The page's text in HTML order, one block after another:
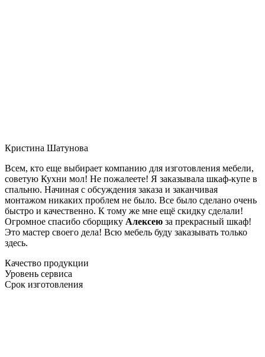
Кристина Шатунова
Всем, кто еще выбирает компанию для изготовления мебели,
советую Кухни мол! Не пожалеете! Я заказывала шкаф-купе в
спальню. Начиная с обсуждения заказа и заканчивая
монтажом никаких проблем не было. Все было сделано очень
быстро и качественно. К тому же мне ещё скидку сделали!
Огромное спасибо сборщику Алексею за прекрасный шкаф!
Это мастер своего дела! Всю мебель буду заказывать только
здесь.
Качество продукции
Уровень сервиса
Срок изготовления